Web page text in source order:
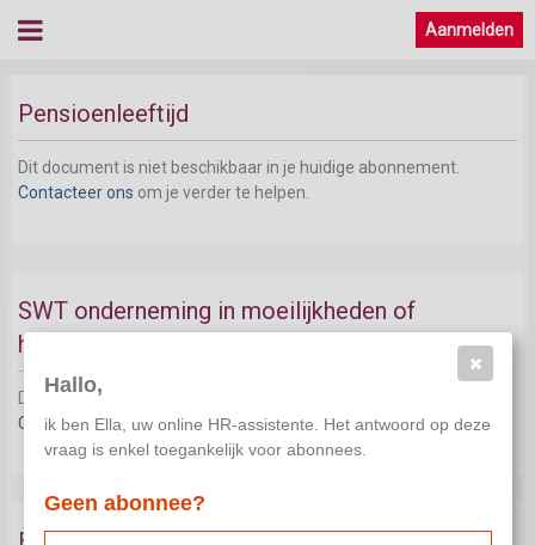
Aanmelden
Pensioenleeftijd
Dit document is niet beschikbaar in je huidige abonnement.
Contacteer ons om je verder te helpen.
SWT onderneming in moeilijkheden of
herstructurering
Dit document is niet beschikbaar in je huidige abonnement.
Contacteer onsom je verder te helpen.
Hallo,
ik ben Ella, uw online HR-assistente. Het antwoord op deze
vraag is enkel toegankelijk voor abonnees.
Geen abonnee?